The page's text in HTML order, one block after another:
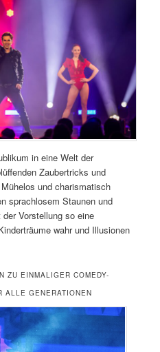
in eine Welt der
Zaubertricks und
und charismatisch
sprachlosem Staunen und
Vorstellung so eine
wahr und Illusionen
ZU EINMALIGER COMEDY-
ALLE GENERATIONEN